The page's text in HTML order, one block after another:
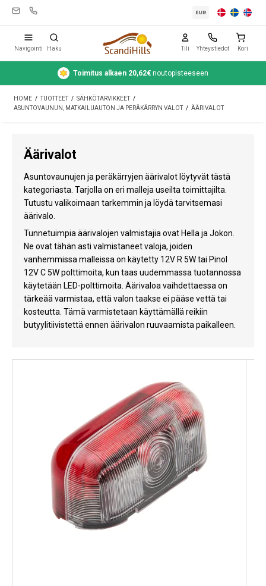
Leirintävarusteet
Teltat
Puhdistus ja hoito
Matkavarusteet
Auto ja peräkärry
Kaasu
Kylmälaitteet
Sähkötarvikkeet
Sääasemat
EUR
Navigointi Haku Tili Yhteystiedot Kori
Toimitus alkaen 20,62€ noutopisteeseen
HOME / TUOTTEET / SÄHKÖTARVIKKEET /
ASUNTOVAUNUN, MATKAILUAUTON JA PERÄKÄRRYN VALOT / ÄÄRIVALOT
Äärivalot
Asuntovaunujen ja peräkärryjen äärivalot löytyvät tästä
kategoriasta. Tarjolla on eri malleja useilta toimittajilta.
Tutustu valikoimaan tarkemmin ja löydä tarvitsemasi
äärivalo.
Tunnetuimpia äärivalojen valmistajia ovat Hella ja Jokon.
Ne ovat tähän asti valmistaneet valoja, joiden
vanhemmissa malleissa on käytetty 12V R 5W tai Pinol
12V C 5W polttimoita, kun taas uudemmassa tuotannossa
käytetään LED-polttimoita. Äärivaloa vaihdettaessa on
tärkeää varmistaa, että valon taakse ei pääse vettä tai
kosteutta. Tämä varmistetaan käyttämällä reikiin
butyylitiivistettä ennen äärivalon ruuvaamista paikalleen.